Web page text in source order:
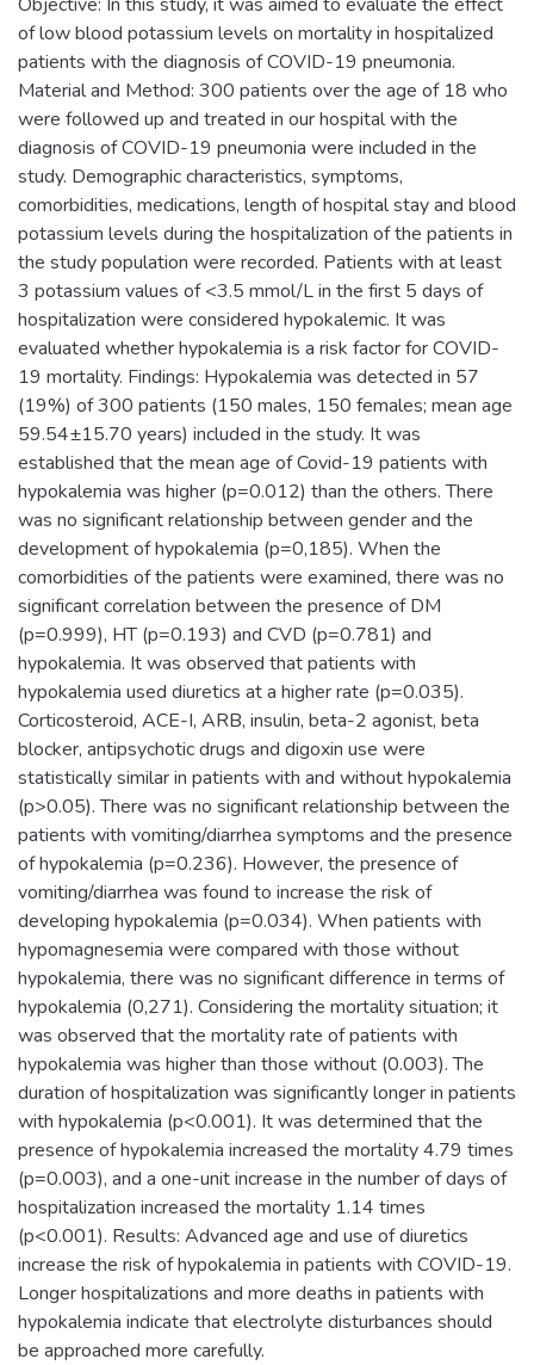
of low blood potassium levels on mortality in hospitalized
patients with the diagnosis of COVID-19 pneumonia.
Material and Method: 300 patients over the age of 18 who
were followed up and treated in our hospital with the
diagnosis of COVID-19 pneumonia were included in the
study. Demographic characteristics, symptoms,
comorbidities, medications, length of hospital stay and blood
potassium levels during the hospitalization of the patients in
the study population were recorded. Patients with at least
3 potassium values of <3.5 mmol/L in the first 5 days of
hospitalization were considered hypokalemic. It was
evaluated whether hypokalemia is a risk factor for COVID-
19 mortality. Findings: Hypokalemia was detected in 57
(19%) of 300 patients (150 males, 150 females; mean age
59.54±15.70 years) included in the study. It was
established that the mean age of Covid-19 patients with
hypokalemia was higher (p=0.012) than the others. There
was no significant relationship between gender and the
development of hypokalemia (p=0,185). When the
comorbidities of the patients were examined, there was no
significant correlation between the presence of DM
(p=0.999), HT (p=0.193) and CVD (p=0.781) and
hypokalemia. It was observed that patients with
hypokalemia used diuretics at a higher rate (p=0.035).
Corticosteroid, ACE-I, ARB, insulin, beta-2 agonist, beta
blocker, antipsychotic drugs and digoxin use were
statistically similar in patients with and without hypokalemia
(p>0.05). There was no significant relationship between the
patients with vomiting/diarrhea symptoms and the presence
of hypokalemia (p=0.236). However, the presence of
vomiting/diarrhea was found to increase the risk of
developing hypokalemia (p=0.034). When patients with
hypomagnesemia were compared with those without
hypokalemia, there was no significant difference in terms of
hypokalemia (0,271). Considering the mortality situation; it
was observed that the mortality rate of patients with
hypokalemia was higher than those without (0.003). The
duration of hospitalization was significantly longer in patients
with hypokalemia (p<0.001). It was determined that the
presence of hypokalemia increased the mortality 4.79 times
(p=0.003), and a one-unit increase in the number of days of
hospitalization increased the mortality 1.14 times
(p<0.001). Results: Advanced age and use of diuretics
increase the risk of hypokalemia in patients with COVID-19.
Longer hospitalizations and more deaths in patients with
hypokalemia indicate that electrolyte disturbances should
be approached more carefully.